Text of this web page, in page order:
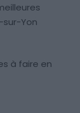
sur-Yon
à faire en